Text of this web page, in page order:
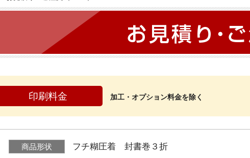
印刷料金 加工・オプション料金を除く
商品形状 フチ糊圧着 封書巻３折